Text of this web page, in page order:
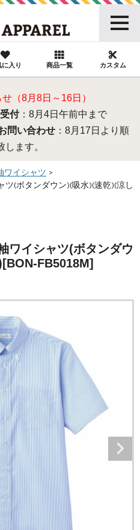
に入り 商品一覧 カスタム
（8月8日～16日）
付：8月4日午前中まで
問い合わせ：8月17日より順
します。
ワイシャツ
ツ(ボタンダウン)(吸水)(速乾)(涼し
ワイシャツ(ボタンダウ
FB5018M]